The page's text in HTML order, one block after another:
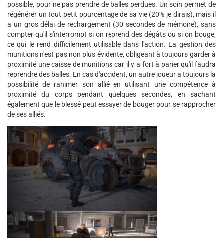
possible, pour ne pas prendre de balles perdues. Un soin permet de
régénérer un tout petit pourcentage de sa vie (20% je dirais), mais il
a un gros délai de rechargement (30 secondes de mémoire), sans
compter qu'il s'interrompt si on reprend des dégâts ou si on bouge,
ce qui le rend difficilement utilisable dans l'action. La gestion des
munitions n'est pas non plus évidente, obligeant à toujours garder à
proximité une caisse de munitions car il y a fort à parier qu'il faudra
reprendre des balles. En cas d'accident, un autre joueur a toujours la
possibilité de ranimer son allié en utilisant une compétence à
proximité du corps pendant quelques secondes, en sachant
également que le blessé peut essayer de bouger pour se rapprocher
de ses alliés.